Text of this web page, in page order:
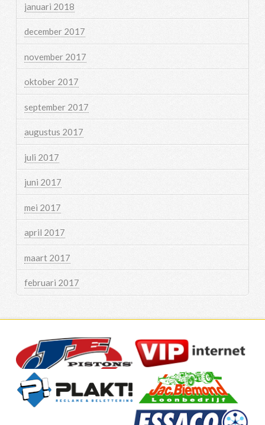
januari 2018
december 2017
november 2017
oktober 2017
september 2017
augustus 2017
juli 2017
juni 2017
mei 2017
april 2017
maart 2017
februari 2017